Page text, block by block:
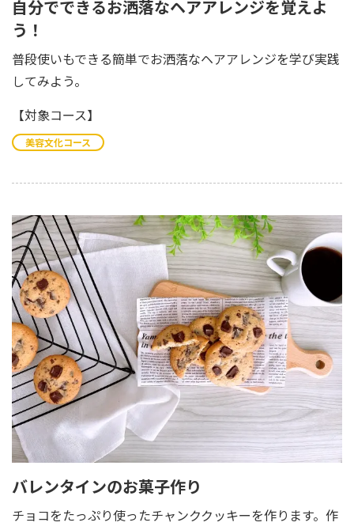
自分でできるお洒落なヘアアレンジを覚えよ
う！
普段使いもできる簡単でお洒落なヘアアレンジを学び実践
してみよう。
【対象コース】
美容文化コース
バレンタインのお菓子作り
チョコをたっぷり使ったチャンククッキーを作ります。作